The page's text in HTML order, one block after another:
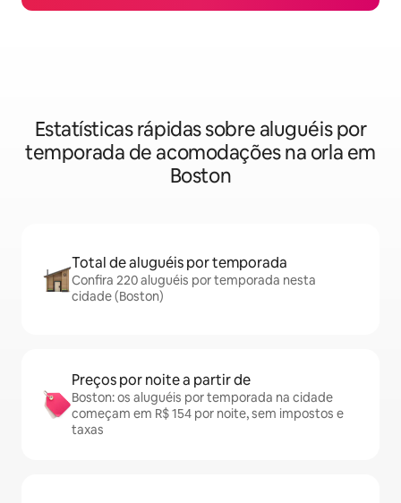
Estatísticas rápidas sobre aluguéis por
temporada de acomodações na orla em
Boston
Total de aluguéis por temporada
Confira 220 aluguéis por temporada nesta
cidade (Boston)
Preços por noite a partir de
Boston: os aluguéis por temporada na cidade
começam em R$ 154 por noite, sem impostos e
taxas